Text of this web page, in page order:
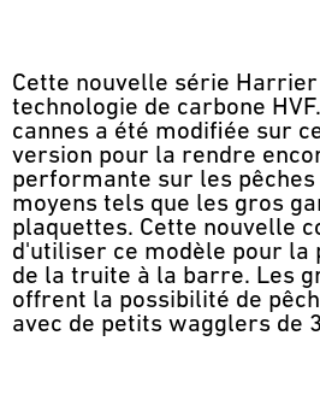
Cette nouvelle série
technologie de carbone
cannes a été modifiée sur
version pour la rendre
performante sur les pêches
moyens tels que les gros
plaquettes. Cette nouvelle
d'utiliser ce modèle pour la
de la truite à la barre. Les
offrent la possibilité de
avec de petits wagglers de